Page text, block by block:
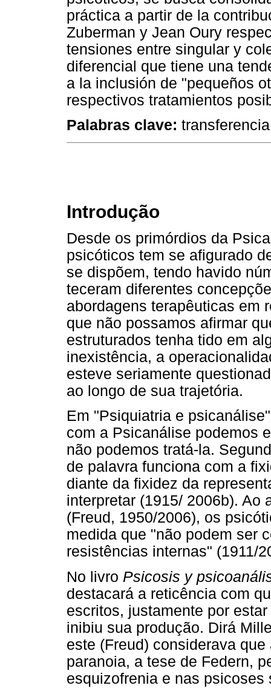
práctica a partir de la
Zuberman y Jean Oury
tensiones entre singular y
diferencial que tiene una
a la inclusión de "pequeños
respectivos tratamientos
Palabras clave:
Introdução
Desde os primórdios da
psicóticos tem se afigurado
se dispõem, tendo havido
teceram diferentes
abordagens terapêuticas em
que não possamos afirmar
estruturados tenha tido em
inexistência, a
esteve seriamente
ao longo de sua trajetória.
Em "Psiquiatria e
com a Psicanálise podemos
não podemos tratá-la.
de palavra funciona com a
diante da fixidez da
interpretar (1915/ 2006b). Ao
(Freud, 1950/2006), os
medida que "não podem ser
resistências internas" (1911/
No livro Psicosis y
destacará a reticência com
escritos, justamente por
inibiu sua produção. Dirá
este (Freud) considerava
paranoia, a tese de Federn,
esquizofrenia e nas